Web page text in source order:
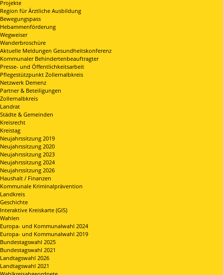
Projekte
Region für Ärztliche Ausbildung
Bewegungspass
Hebammenförderung
Wegweiser
Wanderbroschüre
Aktuelle Meldungen Gesundheitskonferenz
Kommunaler Behindertenbeauftragter
Presse- und Öffentlichkeitsarbeit
Pflegestützpunkt Zollernalbkreis
Netzwerk Demenz
Partner & Beteiligungen
Zollernalbkreis
Landrat
Städte & Gemeinden
Kreisrecht
Kreistag
Neujahrssitzung 2019
Neujahrssitzung 2020
Neujahrssitzung 2023
Neujahrssitzung 2024
Neujahrssitzung 2026
Haushalt / Finanzen
Kommunale Kriminalprävention
Landkreis
Geschichte
Interaktive Kreiskarte (GIS)
Wahlen
Europa- und Kommunalwahl 2024
Europa- und Kommunalwahl 2019
Bundestagswahl 2025
Bundestagswahl 2021
Landtagswahl 2026
Landtagswahl 2021